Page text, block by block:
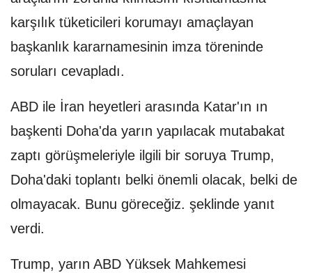
karşılık tüketicileri korumayı amaçlayan
başkanlık kararnamesinin imza töreninde
soruları cevapladı.
ABD ile İran heyetleri arasında Katar'ın ın
başkenti Doha'da yarın yapılacak mutabakat
zaptı görüşmeleriyle ilgili bir soruya Trump,
Doha'daki toplantı belki önemli olacak, belki de
olmayacak. Bunu göreceğiz. şeklinde yanıt
verdi.
Trump, yarın ABD Yüksek Mahkemesi